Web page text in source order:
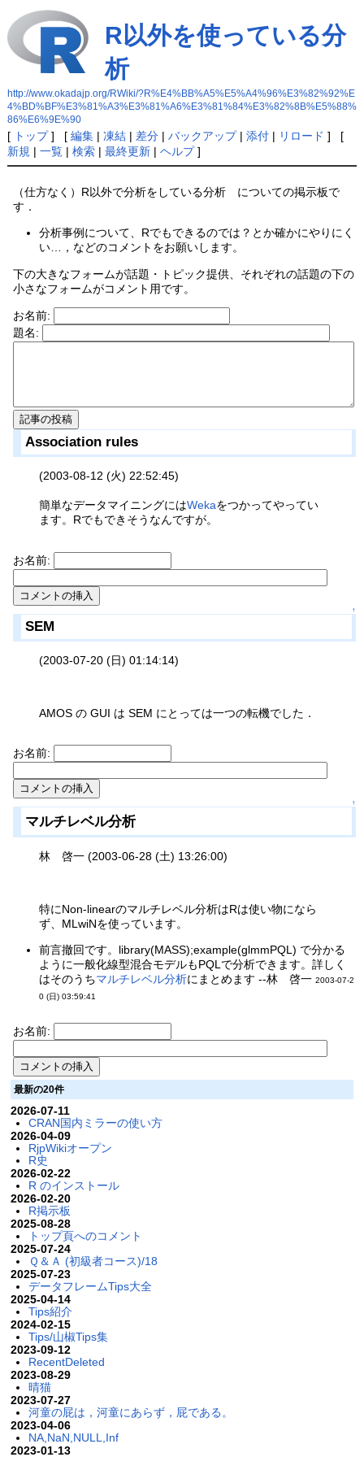
R以外を使っている分
析
http://www.okadajp.org/RWiki/?R%E4%BB%A5%E5%A4%96%E3%82%92%E
4%BD%BF%E3%81%A3%E3%81%A6%E3%81%84%E3%82%8B%E5%88%
86%E6%9E%90
[ トップ] [ 編集| 凍結| 差分| バックアップ| 添付| リロード ] [
新規 | 一覧| 検索| 最終更新| ヘルプ]
（仕方なく）R以外で分析をしている分析 についての掲示板で
す．
分析事例について、Rでもできるのでは？とか確かにやりにく
い…，などのコメントをお願いします。
下の大きなフォームが話題・トピック提供、それぞれの話題の下の
小さなフォームがコメント用です。
お名前:
題名:
Association rules
(2003-08-12 (火) 22:52:45)
簡単なデータマイニングにはWekaをつかってやってい
ます。Rでもできそうなんですが。
お名前:
↑
SEM
(2003-07-20 (日) 01:14:14)
AMOS の GUI は SEM にとっては一つの転機でした．
お名前:
↑
マルチレベル分析
林 啓一 (2003-06-28 (土) 13:26:00)
特にNon-linearのマルチレベル分析はRは使い物になら
ず、MLwiNを使っています。
前言撤回です。library(MASS);example(glmmPQL) で分かる
ように一般化線型混合モデルもPQLで分析できます。詳しく
はそのうちマルチレベル分析にまとめます --林 啓一2003-07-2
0 (日) 03:59:41
お名前:
最新の20件
2026-07-11
CRAN国内ミラーの使い方
2026-04-09
RjpWikiオープン
R史
2026-02-22
R のインストール
2026-02-20
R掲示板
2025-08-28
トップ頁へのコメント
2025-07-24
Ｑ＆Ａ (初級者コース)/18
2025-07-23
データフレームTips大全
2025-04-14
Tips紹介
2024-02-15
Tips/山椒Tips集
2023-09-12
RecentDeleted
2023-08-29
晴猫
2023-07-27
河童の屁は，河童にあらず，屁である。
2023-04-06
NA,NaN,NULL,Inf
2023-01-13